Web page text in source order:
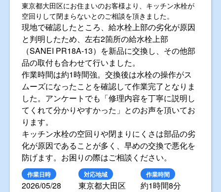
東京都大田区にお住まいのお客様より、キッチン水栓が
空回りして閉まらないとのご相談を頂きました。
現地で確認したところ、給水栓上部の劣化が原因
と判明したため、左右2箇所の給水栓上部
（SANEI PR18A-13）を新品に交換し、その他部
品の取付も合わせて行いました。
作業時間は約1時間強。交換後は水栓の操作がス
ムーズになったことを確認して作業完了となりま
した。アンケートでも「修理内容を丁寧に説明し
てくれて分かりやすかった」とのお声を頂いてお
ります。
キッチン水栓の空回りや閉まりにくさは部品の劣
化が原因であることが多く、早めの交換で悪化を
防げます。お困りの際はご相談ください。
作業日時
2026/05/28
対応地域
東京都大田区
作業時間
約1時間8分